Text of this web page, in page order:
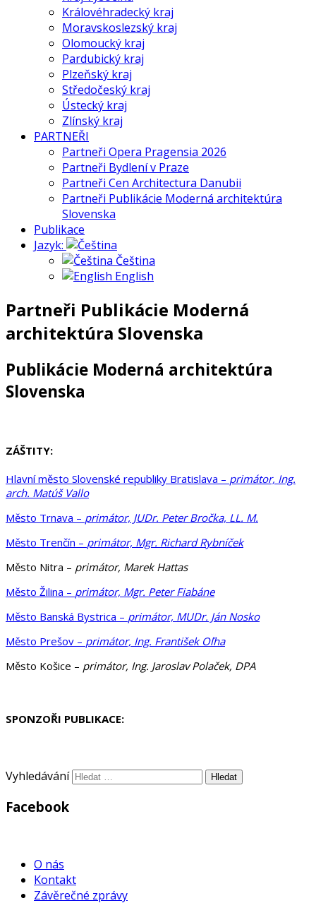
Královéhradecký kraj
Moravskoslezský kraj
Olomoucký kraj
Pardubický kraj
Plzeňský kraj
Středočeský kraj
Ústecký kraj
Zlínský kraj
PARTNEŘI
Partneři Opera Pragensia 2026
Partneři Bydlení v Praze
Partneři Cen Architectura Danubii
Partneři Publikácie Moderná architektúra
Slovenska
Publikace
Jazyk:
Čeština
English
Partneři Publikácie Moderná
architektúra Slovenska
Publikácie Moderná architektúra
Slovenska
ZÁŠTITY:
Hlavní město Slovenské republiky Bratislava – primátor, Ing.
arch. Matúš Vallo
Město Trnava – primátor, JUDr. Peter Bročka, LL. M.
Město Trenčín – primátor, Mgr. Richard Rybníček
Město Nitra – primátor, Marek Hattas
Město Žilina – primátor, Mgr. Peter Fiabáne
Město Banská Bystrica – primátor, MUDr. Ján Nosko
Město Prešov – primátor, Ing. František Oľha
Město Košice – primátor, Ing. Jaroslav Polaček, DPA
SPONZOŘI PUBLIKACE:
Vyhledávání
Facebook
O nás
Kontakt
Závěrečné zprávy